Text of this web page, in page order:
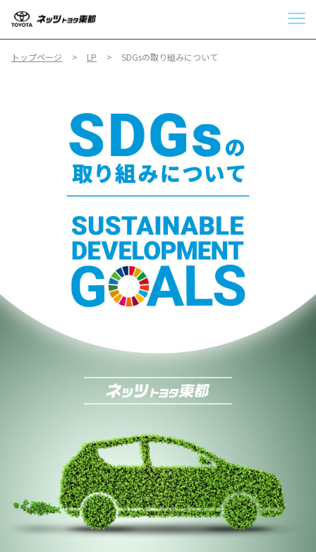
トップページ LP SDGsの取り組みについて